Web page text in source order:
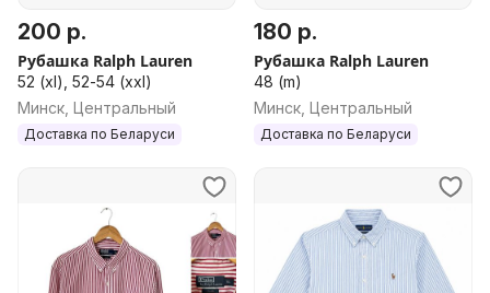
200 р.
Рубашка Ralph Lauren
52 (xl), 52-54 (xxl)
Минск, Центральный
Доставка по Беларуси
180 р.
Рубашка Ralph Lauren
48 (m)
Минск, Центральный
Доставка по Беларуси